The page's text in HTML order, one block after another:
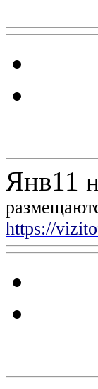
Янв11
https://